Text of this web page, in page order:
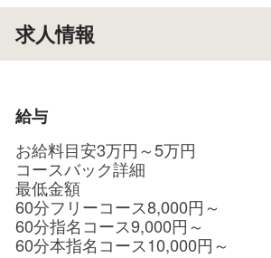
求人情報
給与
お給料目安3万円～5万円
コースバック詳細
最低金額
60分フリーコース8,000円～
60分指名コース9,000円～
60分本指名コース10,000円～